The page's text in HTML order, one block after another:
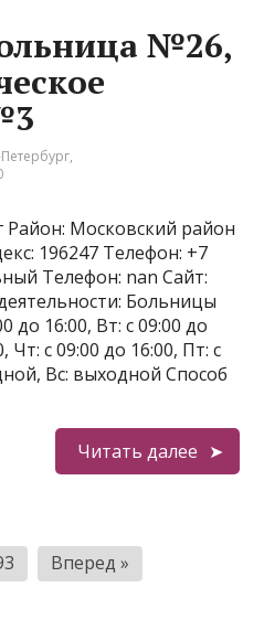
№26,
,
Район: Московский район
196247 Телефон: +7
Телефон: nan Сайт:
Больницы
до 16:00, Вт: с 09:00 до
Чт: с 09:00 до 16:00, Пт: с
Вс: выходной Способ
Читать далее
Вперед »